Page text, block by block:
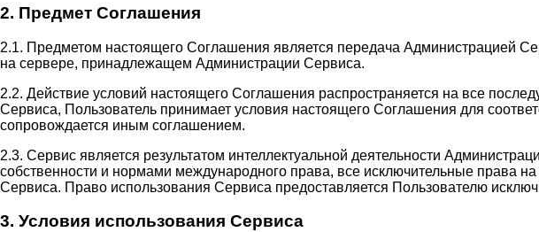
2. Предмет Соглашения
2.1. Предметом настоящего Соглашения является передача Администрацией
на сервере, принадлежащем Администрации Сервиса.
2.2. Действие условий настоящего Соглашения распространяется на все
Сервиса, Пользователь принимает условия настоящего Соглашения для
сопровождается иным соглашением.
2.3. Сервис является результатом интеллектуальной деятельности
собственности и нормами международного права, все исключительные права
Сервиса. Право использования Сервиса предоставляется Пользователю
3. Условия использования Сервиса